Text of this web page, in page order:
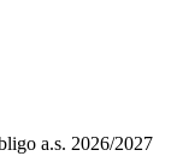
a.s. 2026/2027